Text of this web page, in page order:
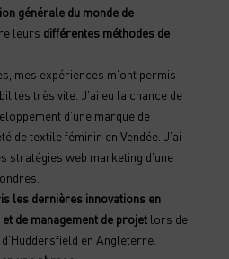
générale du monde de
leurs différentes méthodes de
mes expériences m’ont permis
très vite. J’ai eu la chance de
d’une marque de
de textile féminin en Vendée. J’ai
stratégies web marketing d’une
les dernières innovations en
de management de projetlors de
en Angleterre.